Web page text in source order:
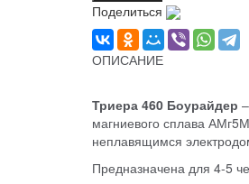
Поделиться
ОПИСАНИЕ
Триера 460 Боурайдер
магниевого сплава
неплавящимся
Предназначена для 4-5